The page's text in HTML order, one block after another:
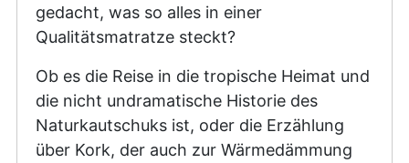
gedacht, was so alles in einer
Qualitätsmatratze steckt?
Ob es die Reise in die tropische Heimat und
die nicht undramatische Historie des
Naturkautschuks ist, oder die Erzählung
über Kork, der auch zur Wärmedämmung